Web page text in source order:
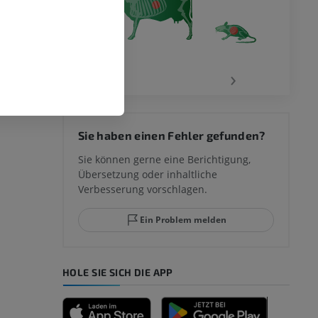
›
Sie haben einen Fehler gefunden?
Sie können gerne eine Berichtigung,
Übersetzung oder inhaltliche
Verbesserung vorschlagen.
Ein Problem melden
HOLE SIE SICH DIE APP